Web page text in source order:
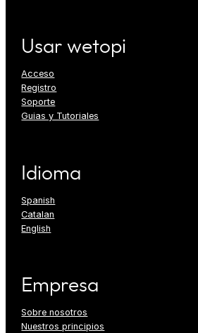
Usar wetopi
Acceso
Registro
Soporte
Guias y Tutoriales
Idioma
Spanish
Catalan
English
Empresa
Sobre nosotros
Nuestros principios